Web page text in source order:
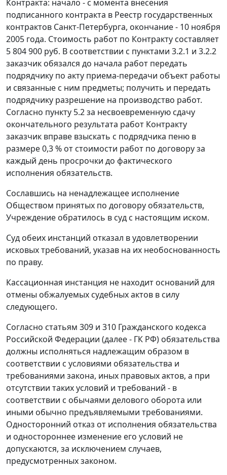
Контракта: начало - с момента внесения
подписанного контракта в Реестр государственных
контрактов Санкт-Петербурга, окончание - 10 ноября
2005 года. Стоимость работ по Контракту составляет
5 804 900 руб. В соответствии с пунктами 3.2.1 и 3.2.2
заказчик обязался до начала работ передать
подрядчику по акту приема-передачи объект работы
и связанные с ним предметы; получить и передать
подрядчику разрешение на производство работ.
Согласно пункту 5.2 за несвоевременную сдачу
окончательного результата работ Контракту
заказчик вправе взыскать с подрядчика пеню в
размере 0,3 % от стоимости работ по договору за
каждый день просрочки до фактического
исполнения обязательств.
Сославшись на ненадлежащее исполнение
Обществом принятых по договору обязательств,
Учреждение обратилось в суд с настоящим иском.
Суд обеих инстанций отказал в удовлетворении
исковых требований, указав на их необоснованность
по праву.
Кассационная инстанция не находит оснований для
отмены обжалуемых судебных актов в силу
следующего.
Согласно статьям 309 и 310 Гражданского кодекса
Российской Федерации (далее - ГК РФ) обязательства
должны исполняться надлежащим образом в
соответствии с условиями обязательства и
требованиями закона, иных правовых актов, а при
отсутствии таких условий и требований - в
соответствии с обычаями делового оборота или
иными обычно предъявляемыми требованиями.
Односторонний отказ от исполнения обязательства
и одностороннее изменение его условий не
допускаются, за исключением случаев,
предусмотренных законом.